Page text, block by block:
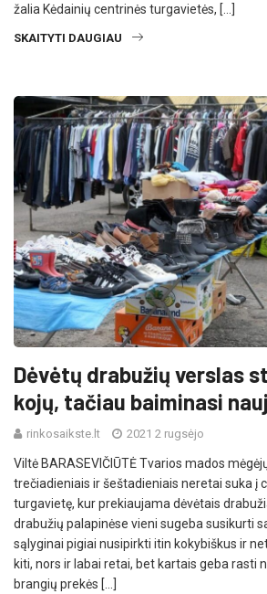
žalia Kėdainių centrinės turgavietės, […]
SKAITYTI DAUGIAU
Dėvėtų drabužių verslas
kojų, tačiau baiminasi
rinkosaikste.lt 2021 2 rugsėjo
Viltė BARASEVIČIŪTĖ Tvarios mados
trečiadieniais ir šeštadieniais neretai suka į
turgavietę, kur prekiaujama dėvėtais
drabužių palapinėse vieni sugeba susikurti
sąlyginai pigiai nusipirkti itin kokybiškus ir
kiti, nors ir labai retai, bet kartais geba rasti
brangių prekės […]